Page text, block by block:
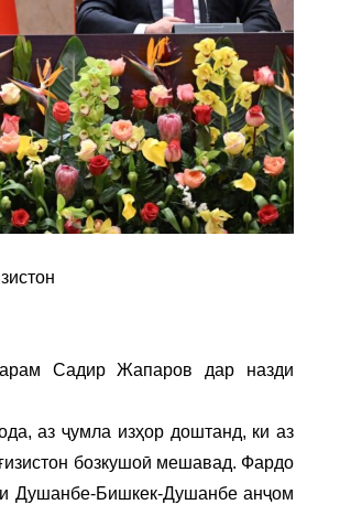
Садир Жапаров дар назди
аз ҷумла изҳор доштанд, ки аз
бозкушоӣ мешавад. Фардо
Душанбе-Бишкек-Душанбе анҷом